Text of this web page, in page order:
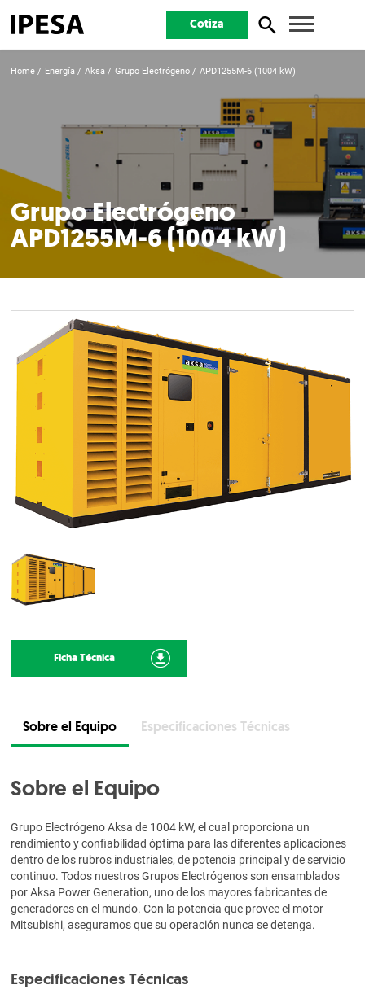
Cotiza
Home Energía Aksa Grupo Electrógeno APD1255M-6 (1004 kW)
Grupo Electrógeno
APD1255M-6 (1004 kW)
Ficha Técnica
Sobre el Equipo Especificaciones Técnicas
Sobre el Equipo
Grupo Electrógeno Aksa de 1004 kW, el cual proporciona un
rendimiento y confiabilidad óptima para las diferentes aplicaciones
dentro de los rubros industriales, de potencia principal y de servicio
continuo. Todos nuestros Grupos Electrógenos son ensamblados
por Aksa Power Generation, uno de los mayores fabricantes de
generadores en el mundo. Con la potencia que provee el motor
Mitsubishi, aseguramos que su operación nunca se detenga.
Especificaciones Técnicas